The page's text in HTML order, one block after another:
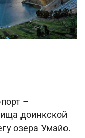
–
доинкской
озера Умайо.